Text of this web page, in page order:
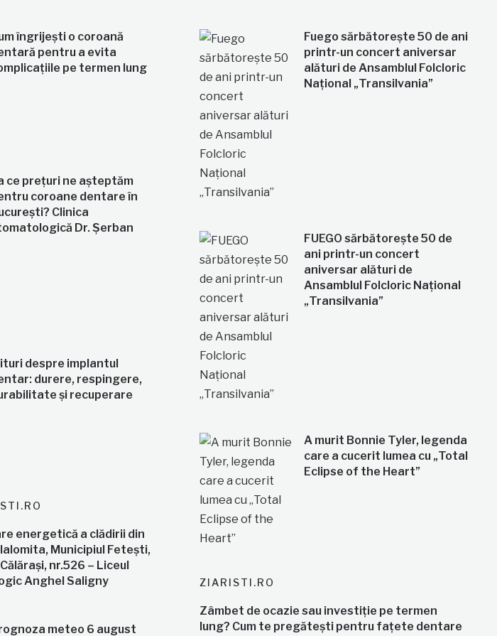
îngrijești o coroană
pentru a evita
pe termen lung
ce prețuri ne așteptăm
coroane dentare în
Clinica
Dr. Șerban
despre implantul
durere, respingere,
și recuperare
energetică a clădirii din
Municipiul Fetești,
nr.526 – Liceul
Anghel Saligny
meteo 6 august
Fuego sărbătorește 50 de ani
printr-un concert aniversar
alături de Ansamblul Folcloric
Național „Transilvania”
FUEGO sărbătorește 50 de
ani printr-un concert
aniversar alături de
Ansamblul Folcloric Național
„Transilvania”
A murit Bonnie Tyler, legenda
care a cucerit lumea cu „Total
Eclipse of the Heart”
ZIARISTI.RO
Zâmbet de ocazie sau investiție pe termen
lung? Cum te pregătești pentru fațete dentare